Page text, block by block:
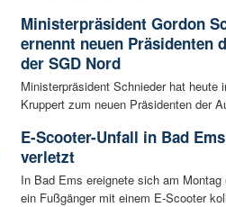
Ministerpräsident Gordon
ernennt neuen Präsidenten
der SGD Nord
Ministerpräsident Schnieder hat heute
Kruppert zum neuen Präsidenten der
E-Scooter-Unfall in Bad
verletzt
In Bad Ems ereignete sich am Montag
ein Fußgänger mit einem E-Scooter